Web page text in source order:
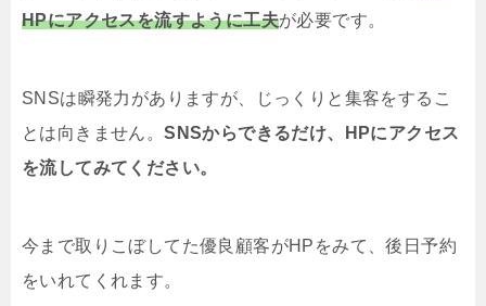
HPにアクセスを流すように工夫が必要です。
SNSは瞬発力がありますが、じっくりと集客をするこ
とは向きません。SNSからできるだけ、HPにアクセス
を流してみてください。
今まで取りこぼしてた優良顧客がHPをみて、後日予約
をいれてくれます。